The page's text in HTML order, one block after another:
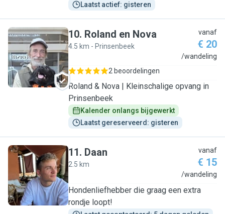
Laatst actief: gisteren
R
10. Roland en Nova
4.5 km - Prinsenbeek
vanaf
€ 20
/wandeling
2 beoordelingen
Roland & Nova | Kleinschalige opvang in
Prinsenbeek
Kalender onlangs bijgewerkt
Laatst gereserveerd: gisteren
D
11. Daan
2.5 km
vanaf
€ 15
/wandeling
Hondenliefhebber die graag een extra
rondje loopt!